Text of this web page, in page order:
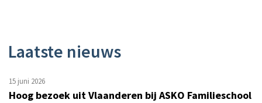
Laatste nieuws
15 juni 2026
Hoog bezoek uit Vlaanderen bij ASKO Familieschool